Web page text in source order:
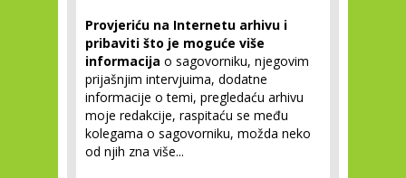
Provjeriću na Internetu arhivu i
pribaviti što je moguće više
informacija o sagovorniku, njegovim
prijašnjim intervjuima, dodatne
informacije o temi, pregledaću arhivu
moje redakcije, raspitaću se među
kolegama o sagovorniku, možda neko
od njih zna više...